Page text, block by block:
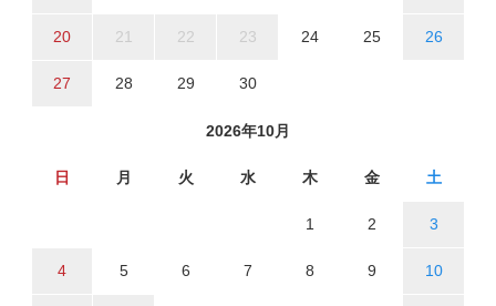
20 21 22 23 24 25 26
27 28 29 30
2026年10月
日 月 火 水 木 金 土
1 2 3
4 5 6 7 8 9 10